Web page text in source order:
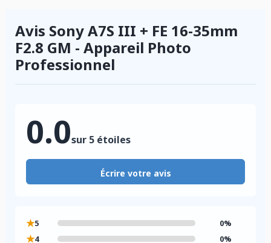
Avis Sony A7S III + FE 16-35mm
F2.8 GM - Appareil Photo
Professionnel
0.0sur 5 étoiles
Écrire votre avis
★5 0%
★4 0%